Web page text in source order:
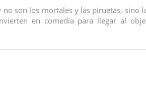
son los mortales y las piruetas, sino
en comedia para llegar al